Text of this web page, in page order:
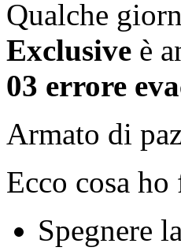
Qualche
Exclusive è
03 errore
Armato di
Ecco cosa
Spegnere